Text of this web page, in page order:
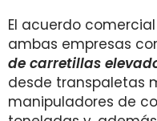
El acuerdo
ambas empresas
de carretillas
desde transpaletas
manipuladores de